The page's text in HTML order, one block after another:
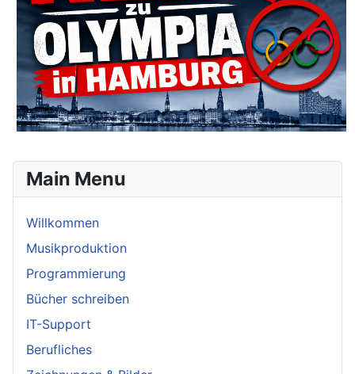
Main Menu
Willkommen
Musikproduktion
Programmierung
Bücher schreiben
IT-Support
Berufliches